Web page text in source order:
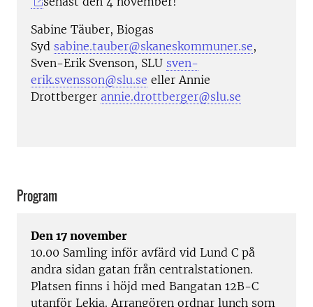
Sabine Täuber, Biogas
Syd sabine.tauber@skaneskommuner.se,
Sven-Erik Svenson, SLU sven-
erik.svensson@slu.se eller Annie
Drottberger annie.drottberger@slu.se
Program
Den 17 november
10.00 Samling inför avfärd vid Lund C på
andra sidan gatan från centralstationen.
Platsen finns i höjd med Bangatan 12B-C
utanför Lekia. Arrangören ordnar lunch som